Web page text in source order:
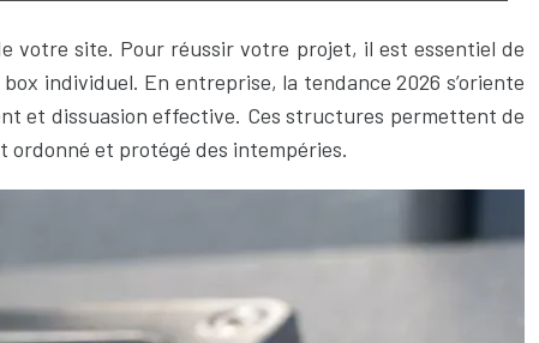
votre site. Pour réussir votre projet, il est essentiel de
individuel. En entreprise, la tendance 2026 s’oriente
et dissuasion effective. Ces structures permettent de
ordonné et protégé des intempéries.